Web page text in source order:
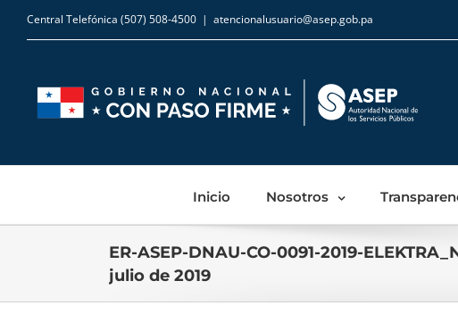
Central Telefónica (507) 508-4500 | atencionalusuario@asep.gob.pa
Inicio Nosotros
ER-ASEP-DNAU-CO-0091-2019-
julio de 2019